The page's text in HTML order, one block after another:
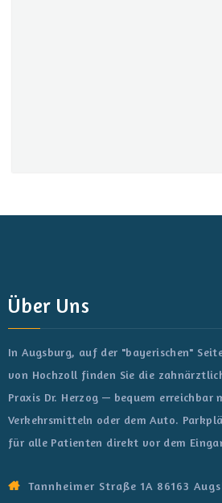
Über Uns
In Augsburg, auf der "bayerischen"
von Hochzoll finden Sie die
Praxis Dr. Herzog — bequem
Verkehrsmitteln oder dem Auto.
für alle Patienten direkt vor dem
Tannheimer Straße 1A 86163